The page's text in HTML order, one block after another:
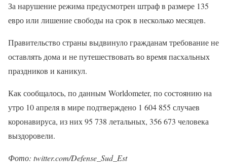
За нарушение режима предусмотрен штраф в размере 135
евро или лишение свободы на срок в несколько месяцев.
Правительство страны выдвинуло гражданам требование не
оставлять дома и не путешествовать во время пасхальных
праздников и каникул.
Как сообщалось, по данным Worldometer, по состоянию на
утро 10 апреля в мире подтверждено 1 604 855 случаев
коронавируса, из них 95 738 летальных, 356 673 человека
выздоровели.
Фото: twitter.com/Defense_Sud_Est